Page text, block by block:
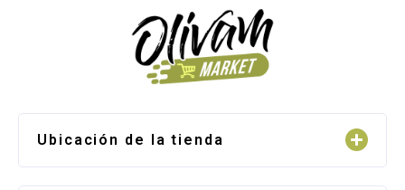
Ubicación de la tienda